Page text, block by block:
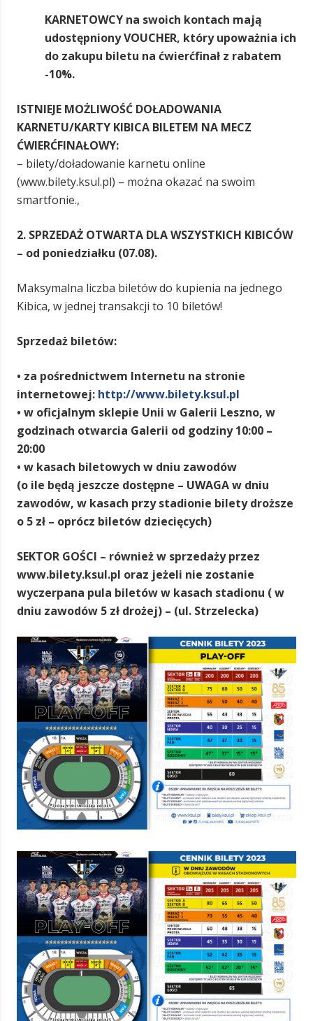
KARNETOWCY na swoich kontach mają
udostępniony VOUCHER, który upoważnia ich
do zakupu biletu na ćwierćfinał z rabatem
-10%.
ISTNIEJE MOŻLIWOŚĆ DOŁADOWANIA
KARNETU/KARTY KIBICA BILETEM NA MECZ
ĆWIERĆFINAŁOWY:
– bilety/doładowanie karnetu online
(www.bilety.ksul.pl) – można okazać na swoim
smartfonie.,
2. SPRZEDAŻ OTWARTA DLA WSZYSTKICH KIBICÓW
– od poniedziałku (07.08).
Maksymalna liczba biletów do kupienia na jednego
Kibica, w jednej transakcji to 10 biletów!
Sprzedaż biletów:
• za pośrednictwem Internetu na stronie
internetowej: http://www.bilety.ksul.pl
• w oficjalnym sklepie Unii w Galerii Leszno, w
godzinach otwarcia Galerii od godziny 10:00 –
20:00
• w kasach biletowych w dniu zawodów
(o ile będą jeszcze dostępne – UWAGA w dniu
zawodów, w kasach przy stadionie bilety droższe
o 5 zł – oprócz biletów dziecięcych)
SEKTOR GOŚCI – również w sprzedaży przez
www.bilety.ksul.pl oraz jeżeli nie zostanie
wyczerpana pula biletów w kasach stadionu ( w
dniu zawodów 5 zł drożej) – (ul. Strzelecka)